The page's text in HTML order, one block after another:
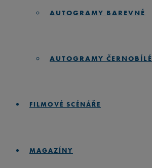
AUTOGRAMY BAREVNÉ
AUTOGRAMY ČERNOBÍLÉ
FILMOVÉ SCÉNÁŘE
MAGAZÍNY